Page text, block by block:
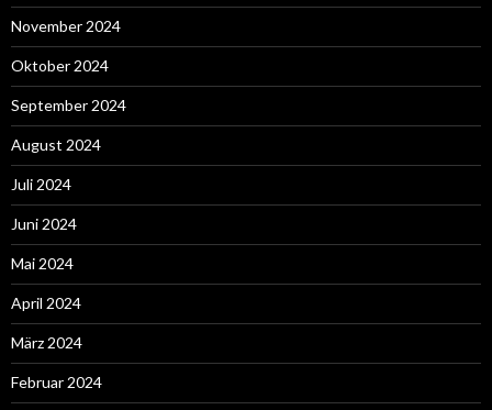
November 2024
Oktober 2024
September 2024
August 2024
Juli 2024
Juni 2024
Mai 2024
April 2024
März 2024
Februar 2024